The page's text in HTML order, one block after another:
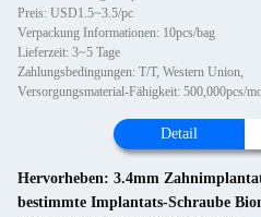
Preis: USD1.5~3.5/pc
Verpackung Informationen: 10pcs/bag
Lieferzeit: 3~5 Tage
Zahlungsbedingungen: T/T, Western Union,
Versorgungsmaterial-Fähigkeit: 500,000pcs/
Detail
Hervorheben: 3.4mm
bestimmte Implantats-Schraube